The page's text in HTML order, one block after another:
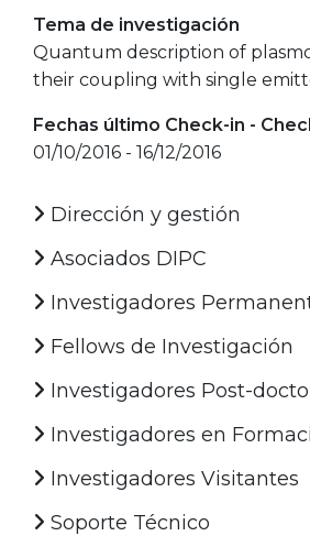
Tema de investigación
Quantum description of
their coupling with single
Fechas último Check-in -
01/10/2016 - 16/12/2016
Dirección y gestión
Asociados DIPC
Investigadores
Fellows de Investigación
Investigadores Post-
Investigadores en
Investigadores Visitantes
Soporte Técnico